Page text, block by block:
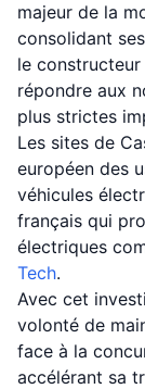
majeur de la
consolidant
le
répondre aux
plus strictes
Les sites de
européen des
véhicules
français qui
électriques
Tech.
Avec cet
volonté de
face à la
accélérant sa